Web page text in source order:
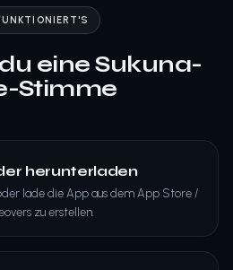
eine Sukuna-
Stimme
herunterladen
lade die App aus dem App Store /
zu erstellen.